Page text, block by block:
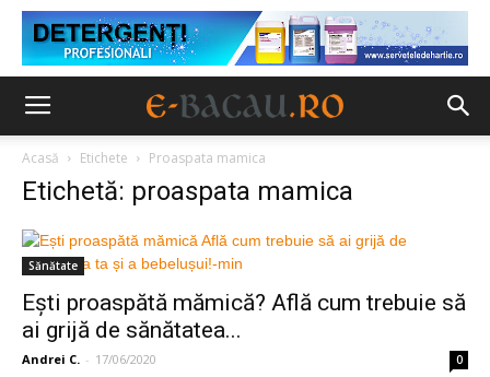
Acasă Etichete Proaspata mamica
Etichetă: proaspata mamica
Sănătate
Ești proaspătă mămică? Află cum trebuie să
ai grijă de sănătatea...
Andrei C. - 17/06/2020 0